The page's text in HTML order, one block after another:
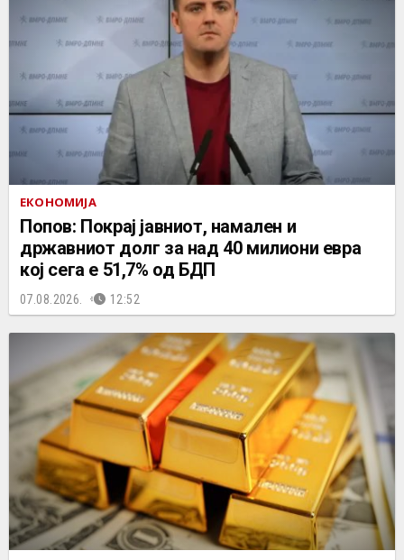
ЕКОНОМИЈА
Попов: Покрај јавниот, намален и
државниот долг за над 40 милиони евра
кој сега е 51,7% од БДП
07.08.2026. 12:52